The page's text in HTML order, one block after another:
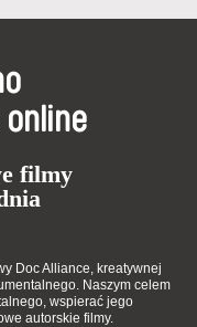
online
filmy
Doc Alliance, kreatywnej
Naszym celem
wspierać jego
autorskie filmy.